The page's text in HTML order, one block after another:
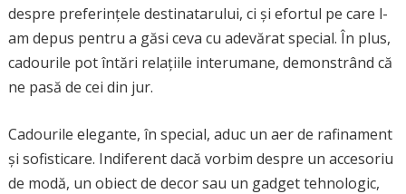
despre preferințele destinatarului, ci și efortul pe care l-
am depus pentru a găsi ceva cu adevărat special. În plus,
cadourile pot întări relațiile interumane, demonstrând că
ne pasă de cei din jur.
Cadourile elegante, în special, aduc un aer de rafinament
și sofisticare. Indiferent dacă vorbim despre un accesoriu
de modă, un obiect de decor sau un gadget tehnologic,